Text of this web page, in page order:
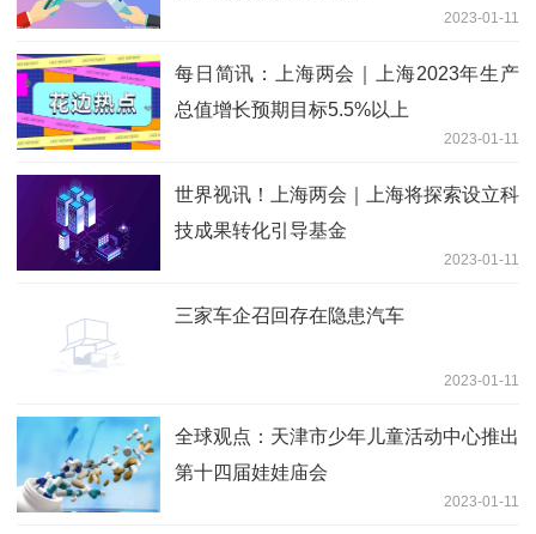
2023-01-11
每日简讯：上海两会｜上海2023年生产
总值增长预期目标5.5%以上
2023-01-11
世界视讯！上海两会｜上海将探索设立科
技成果转化引导基金
2023-01-11
三家车企召回存在隐患汽车
2023-01-11
全球观点：天津市少年儿童活动中心推出
第十四届娃娃庙会
2023-01-11